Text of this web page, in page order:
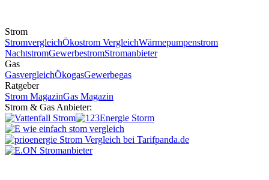
Strom
StromvergleichÖkostrom VergleichWärmepumpenstrom
NachtstromGewerbestromStromanbieter
Gas
GasvergleichÖkogasGewerbegas
Ratgeber
Strom MagazinGas Magazin
Strom & Gas Anbieter: